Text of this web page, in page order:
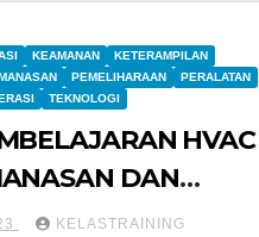
KEAMANAN
KETERAMPILAN
PEMELIHARAAN
PERALATAN
TEKNOLOGI
HVAC
DAN
KELASTRAINING